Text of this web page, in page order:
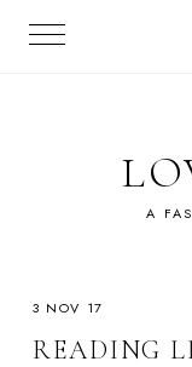
A
3 NOV 17
READING